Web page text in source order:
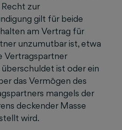
zur
gilt für beide
am Vertrag für
unzumutbar ist, etwa
Vertragspartner
ist oder ein
das Vermögen des
mangels der
deckender Masse
wird.